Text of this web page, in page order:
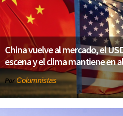
China vuelve al mercado, el
escena y el clima mantiene en
Por Columnistas